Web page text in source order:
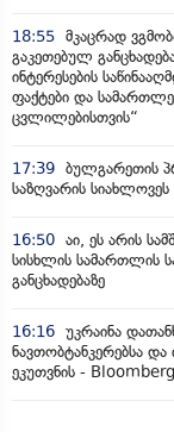
18:55 მკაცრად
გაკეთებულ
ინტერესების
ფაქტები და
ცვლილებისთვის“
17:39 ბულგარეთის
საზღვარის
16:50 აი, ეს არის
სისხლის სამართლის
განცხადებაზე
16:16 უკრაინა
ნავთობტანკერებსა
ეკუთვნის - Bloomberg